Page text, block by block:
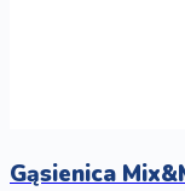
Gąsienica